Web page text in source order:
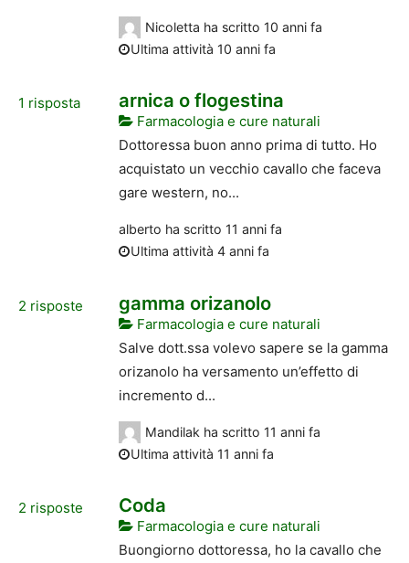
Nicoletta ha scritto 10 anni fa
Ultima attività 10 anni fa
1 risposta arnica o flogestina
Farmacologia e cure naturali
Dottoressa buon anno prima di tutto. Ho
acquistato un vecchio cavallo che faceva
gare western, no...
alberto ha scritto 11 anni fa
Ultima attività 4 anni fa
2 risposte gamma orizanolo
Farmacologia e cure naturali
Salve dott.ssa volevo sapere se la gamma
orizanolo ha versamento un’effetto di
incremento d...
Mandilak ha scritto 11 anni fa
Ultima attività 11 anni fa
2 risposte Coda
Farmacologia e cure naturali
Buongiorno dottoressa, ho la cavallo che